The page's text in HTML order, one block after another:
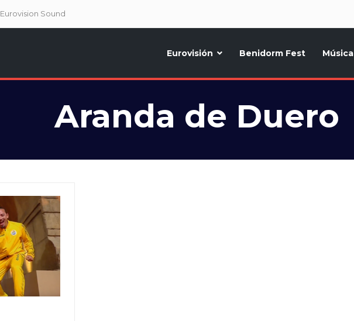
Eurovision Sound
Eurovisión Benidorm Fest Música
Aranda de Duero